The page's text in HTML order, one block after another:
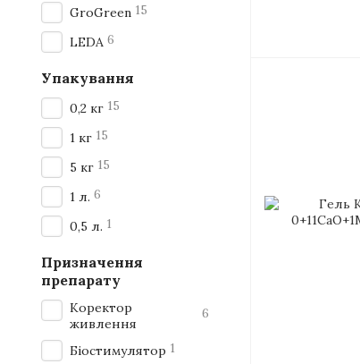
GroGreen 15
LEDA 6
Упакування
0,2 кг 15
1 кг 15
5 кг 15
1 л. 6
0,5 л. 1
Призначення
препарату
Коректор
живлення
6
Біостимулятор 1